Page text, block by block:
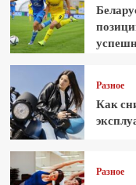
Разное
Как
Разное